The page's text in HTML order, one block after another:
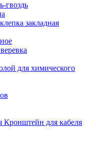
гвоздь
закладная
для химического
Кронштейн для кабеля